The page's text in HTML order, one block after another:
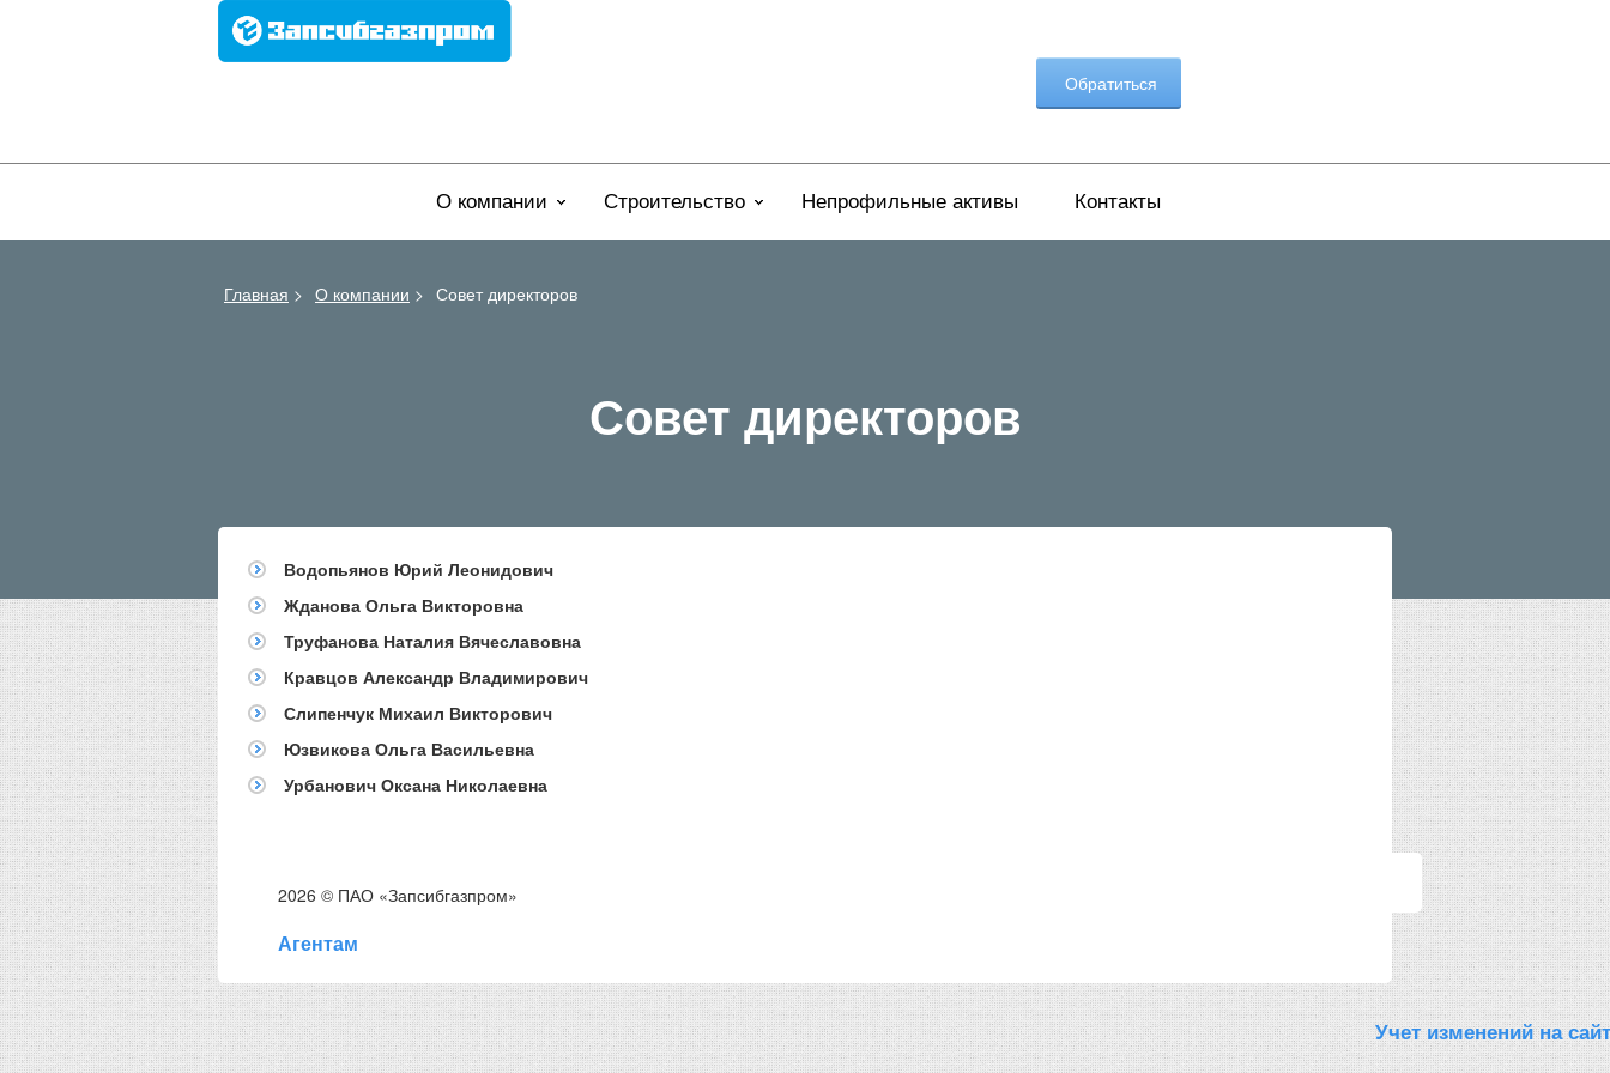
Обратиться
О компании Строительство Непрофильные активы Контакты
Главная > О компании > Совет директоров
Совет директоров
Водопьянов Юрий Леонидович
Жданова Ольга Викторовна
Труфанова Наталия Вячеславовна
Кравцов Александр Владимирович
Слипенчук Михаил Викторович
Юзвикова Ольга Васильевна
Урбанович Оксана Николаевна
2026 © ПАО «Запсибгазпром»
Агентам
Учет изменений на